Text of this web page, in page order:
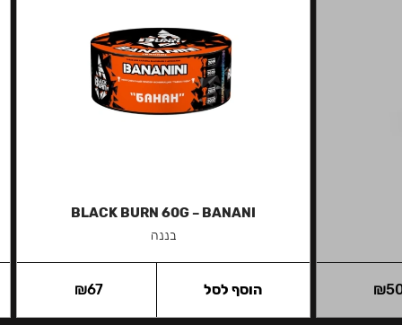
₪
BLACK BURN 60G – BANANI
בננה
₪67 הוסף לסל